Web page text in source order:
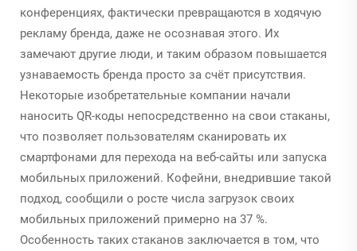
конференциях, фактически превращаются в ходячую
рекламу бренда, даже не осознавая этого. Их
замечают другие люди, и таким образом повышается
узнаваемость бренда просто за счёт присутствия.
Некоторые изобретательные компании начали
наносить QR-коды непосредственно на свои стаканы,
что позволяет пользователям сканировать их
смартфонами для перехода на веб-сайты или запуска
мобильных приложений. Кофейни, внедрившие такой
подход, сообщили о росте числа загрузок своих
мобильных приложений примерно на 37 %.
Особенность таких стаканов заключается в том, что